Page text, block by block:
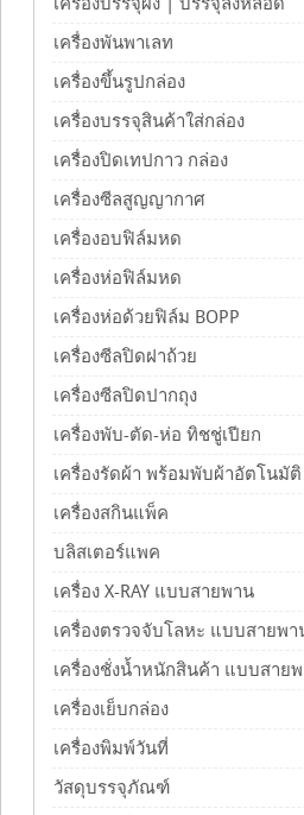
เครื่องพันพาเลท
เครื่องขึ้นรูปกล่อง
เครื่องบรรจุสินค้าใส่กล่อง
เครื่องปิดเทปกาว กล่อง
เครื่องซีลสูญญากาศ
เครื่องอบฟิล์มหด
เครื่องห่อฟิล์มหด
เครื่องห่อด้วยฟิล์ม BOPP
เครื่องซีลปิดฝาถ้วย
เครื่องซีลปิดปากถุง
เครื่องพับ-ตัด-ห่อ ทิชชู่เปียก
เครื่องรัดผ้า พร้อมพับผ้าอัตโนมัติ
เครื่องสกินแพ็ค
บลิสเตอร์แพค
เครื่อง X-RAY แบบสายพาน
เครื่องตรวจจับโลหะ แบบสายพา
เครื่องชั่งน้ำหนักสินค้า แบบสาย
เครื่องเย็บกล่อง
เครื่องพิมพ์วันที่
วัสดุบรรจุภัณฑ์